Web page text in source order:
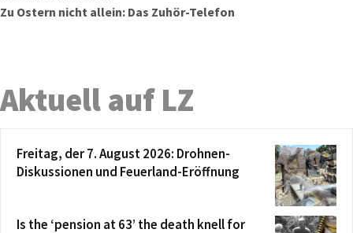
Zu Ostern nicht allein: Das Zuhör-Telefon
Aktuell auf LZ
Freitag, der 7. August 2026: Drohnen-
Diskussionen und Feuerland-Eröffnung
Is the ‘pension at 63’ the death knell for